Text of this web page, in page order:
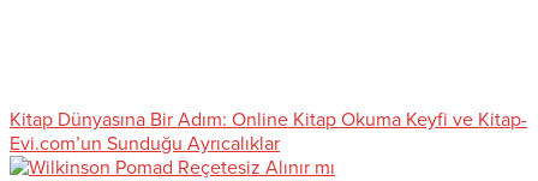
Kitap Dünyasına Bir Adım: Online Kitap Okuma Keyfi ve Kitap-
Evi.com’un Sunduğu Ayrıcalıklar